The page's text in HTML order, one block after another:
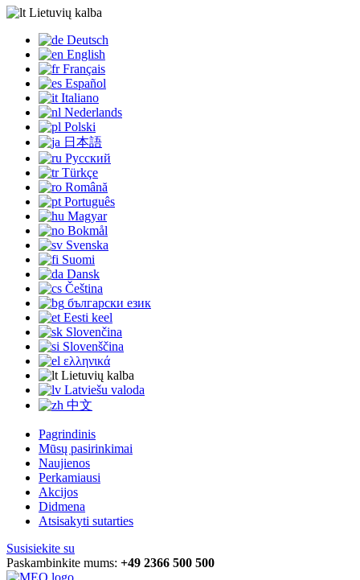
Lietuvių kalba
Deutsch
English
Français
Español
Italiano
Nederlands
Polski
日本語
Русский
Türkçe
Română
Português
Magyar
Bokmål
Svenska
Suomi
Dansk
Čeština
български език
Eesti keel
Slovenčina
Slovenščina
ελληνικά
Lietuvių kalba
Latviešu valoda
中文
Pagrindinis
Mūsų pasirinkimai
Naujienos
Perkamiausi
Akcijos
Didmena
Atsisakyti sutarties
Susisiekite su
Paskambinkite mums: +49 2366 500 500